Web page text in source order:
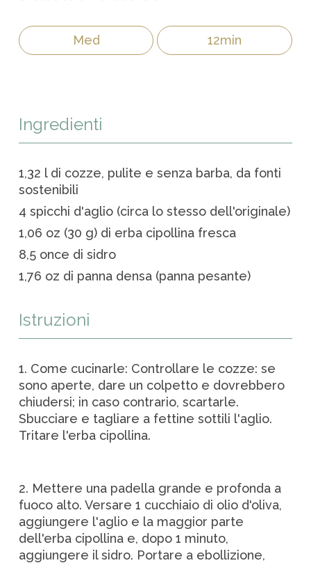
Med 12min
Ingredienti
1,32 l di cozze, pulite e senza barba, da fonti
sostenibili
4 spicchi d'aglio (circa lo stesso dell'originale)
1,06 oz (30 g) di erba cipollina fresca
8,5 once di sidro
1,76 oz di panna densa (panna pesante)
Istruzioni
1. Come cucinarle: Controllare le cozze: se
sono aperte, dare un colpetto e dovrebbero
chiudersi; in caso contrario, scartarle.
Sbucciare e tagliare a fettine sottili l'aglio.
Tritare l'erba cipollina.
2. Mettere una padella grande e profonda a
fuoco alto. Versare 1 cucchiaio di olio d'oliva,
aggiungere l'aglio e la maggior parte
dell'erba cipollina e, dopo 1 minuto,
aggiungere il sidro. Portare a ebollizione,